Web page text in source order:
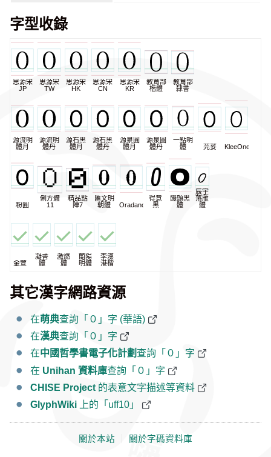
字型收錄
思源宋
JP
思源宋
TW
思源宋
HK
思源宋
CN
思源宋
KR
教育部
楷體
教育部
隸書
源流明
體月
源流明
體丹
源石黑
體月
源石黑
體丹
源泉圓
體月
源泉圓
體丹
一點明
體
芫荽 KleeOne
粉圓
俐方體
11
精品點
陣7
匯文明
朝體
Oradano
得意
黑
饅頭黑
體
辰宇
落雁
體
金萱
凝書
體
激燃
體
蘭陽
明體
李漢
港楷
其它漢字網路資源
在萌典查詢「０」字 (華語)
在漢典查詢「０」字
在中國哲學書電子化計劃查詢「０」字
在 Unihan 資料庫查詢「０」字
CHISE Project 的表意文字描述等資料
GlyphWiki 上的「uff10」
關於本站 關於字碼資料庫